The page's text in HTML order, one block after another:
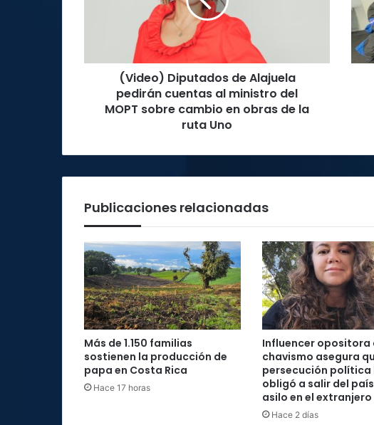
del
cambio
ruta
(Video) Diputados de Alajuela
pedirán cuentas al ministro del
MOPT sobre cambio en obras de la
ruta Uno
la
de
Publicaciones relacionadas
Más de 1.150 familias
sostienen la producción de
papa en Costa Rica
Hace 17 horas
Influencer opositora
chavismo asegura
persecución política
obligó a salir del
asilo en el extranjero
Hace 2 días